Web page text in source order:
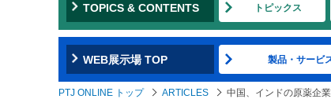
TOPICS & CONTENTS トピックス
WEB展示場 TOP 製品・サービ
PTJ ONLINE トップ ARTICLES 中国、インドの原薬企